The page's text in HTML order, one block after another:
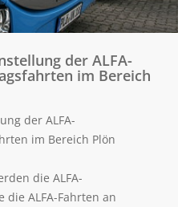
der ALFA-
im Bereich
der ALFA-
im Bereich Plön
die ALFA-
ALFA-Fahrten an